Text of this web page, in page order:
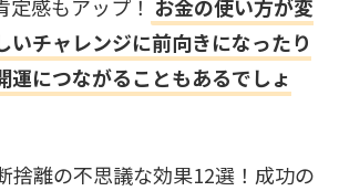
定感もアップ！ お金の使い方が変
いチャレンジに前向きになったり
運につながることもあるでしょ
捨離の不思議な効果12選！成功の